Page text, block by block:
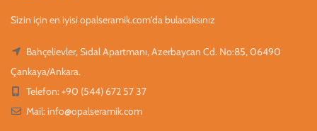
Sizin için en iyisi opalseramik.com'da bulacaksınız
Bahçelievler, Sıdal Apartmanı, Azerbaycan Cd. No:85, 06490
Çankaya/Ankara.
Telefon: +90 (544) 672 57 37
Mail: info@opalseramik.com